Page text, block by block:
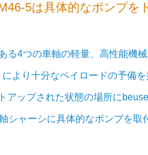
5は具体的なポンプを
る4つの車軸の軽量、高性能機
より十分なペイロードの予備
アップされた状態の場所に
シャーシに具体的なポンプを取